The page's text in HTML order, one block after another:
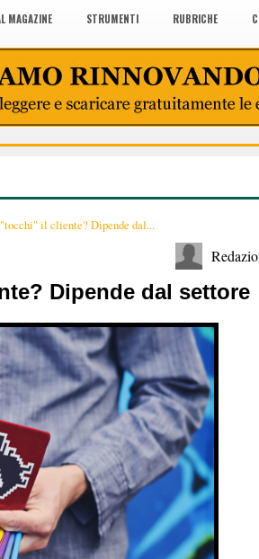
MAGAZINE STRUMENTI RUBRICHE
il cliente? Dipende dal...
Dipende dal settore